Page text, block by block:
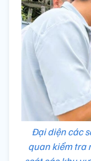
Đại diện các
quan kiểm tra